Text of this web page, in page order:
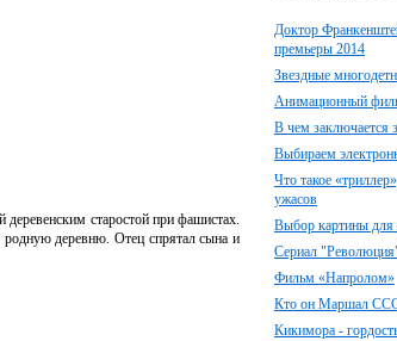
деревенским старостой при фашистах.
деревню. Отец спрятал сына и
Доктор
премьеры 2014
Звездные
Анимационный
В чем заключается
Выбираем
Что такое
ужасов
Выбор картины для
Сериал
Фильм «Напролом»
Кто он Маршал
Кикимора -